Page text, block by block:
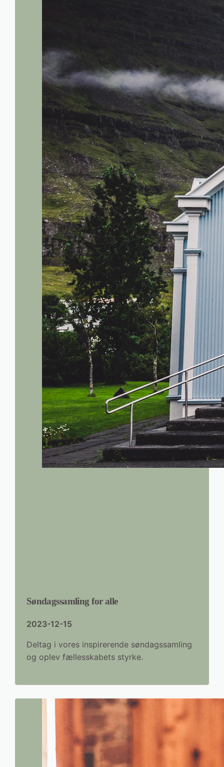
Søndagssamling for alle
2023-12-15
Deltag i vores inspirerende søndagssamling
og oplev fællesskabets styrke.